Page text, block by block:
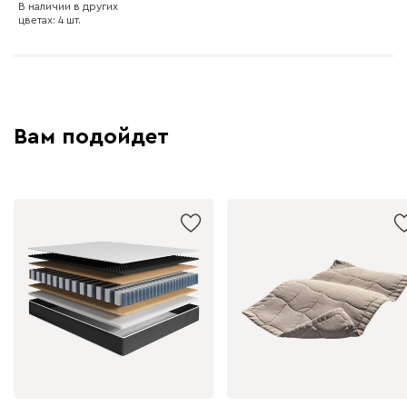
230 240
В наличии в других
цветах: 4 шт.
Вам подойдет